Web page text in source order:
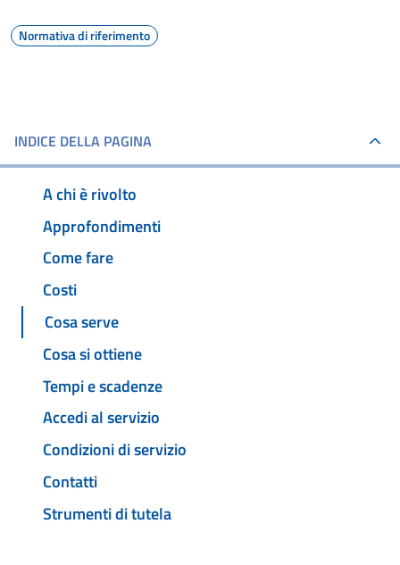
Normativa di riferimento
INDICE DELLA PAGINA
A chi è rivolto
Approfondimenti
Come fare
Costi
Cosa serve
Cosa si ottiene
Tempi e scadenze
Accedi al servizio
Condizioni di servizio
Contatti
Strumenti di tutela